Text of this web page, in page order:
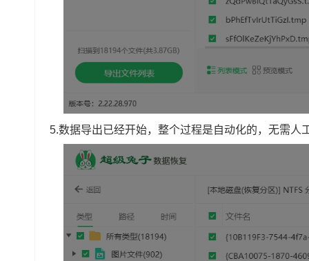
5.数据导出已经开始，整个过程是自动化的，无需